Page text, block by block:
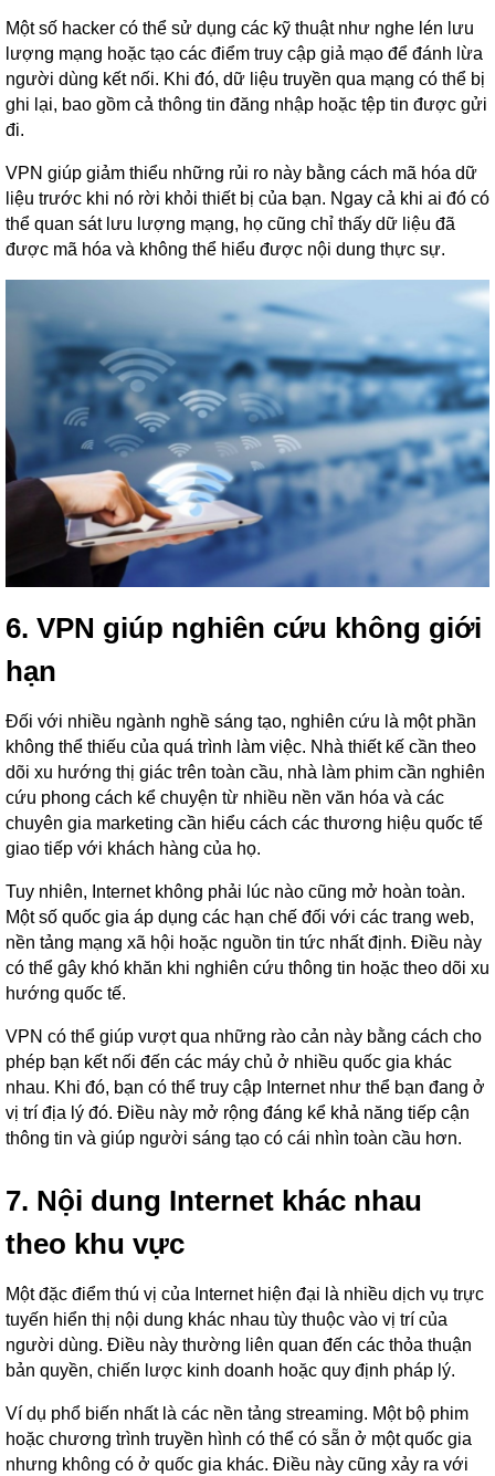
Một số hacker có thể sử dụng các kỹ thuật như nghe lén lưu
lượng mạng hoặc tạo các điểm truy cập giả mạo để đánh lừa
người dùng kết nối. Khi đó, dữ liệu truyền qua mạng có thể bị
ghi lại, bao gồm cả thông tin đăng nhập hoặc tệp tin được gửi
đi.
VPN giúp giảm thiểu những rủi ro này bằng cách mã hóa dữ
liệu trước khi nó rời khỏi thiết bị của bạn. Ngay cả khi ai đó có
thể quan sát lưu lượng mạng, họ cũng chỉ thấy dữ liệu đã
được mã hóa và không thể hiểu được nội dung thực sự.
6. VPN giúp nghiên cứu không giới
hạn
Đối với nhiều ngành nghề sáng tạo, nghiên cứu là một phần
không thể thiếu của quá trình làm việc. Nhà thiết kế cần theo
dõi xu hướng thị giác trên toàn cầu, nhà làm phim cần nghiên
cứu phong cách kể chuyện từ nhiều nền văn hóa và các
chuyên gia marketing cần hiểu cách các thương hiệu quốc tế
giao tiếp với khách hàng của họ.
Tuy nhiên, Internet không phải lúc nào cũng mở hoàn toàn.
Một số quốc gia áp dụng các hạn chế đối với các trang web,
nền tảng mạng xã hội hoặc nguồn tin tức nhất định. Điều này
có thể gây khó khăn khi nghiên cứu thông tin hoặc theo dõi xu
hướng quốc tế.
VPN có thể giúp vượt qua những rào cản này bằng cách cho
phép bạn kết nối đến các máy chủ ở nhiều quốc gia khác
nhau. Khi đó, bạn có thể truy cập Internet như thể bạn đang ở
vị trí địa lý đó. Điều này mở rộng đáng kể khả năng tiếp cận
thông tin và giúp người sáng tạo có cái nhìn toàn cầu hơn.
7. Nội dung Internet khác nhau
theo khu vực
Một đặc điểm thú vị của Internet hiện đại là nhiều dịch vụ trực
tuyến hiển thị nội dung khác nhau tùy thuộc vào vị trí của
người dùng. Điều này thường liên quan đến các thỏa thuận
bản quyền, chiến lược kinh doanh hoặc quy định pháp lý.
Ví dụ phổ biến nhất là các nền tảng streaming. Một bộ phim
hoặc chương trình truyền hình có thể có sẵn ở một quốc gia
nhưng không có ở quốc gia khác. Điều này cũng xảy ra với